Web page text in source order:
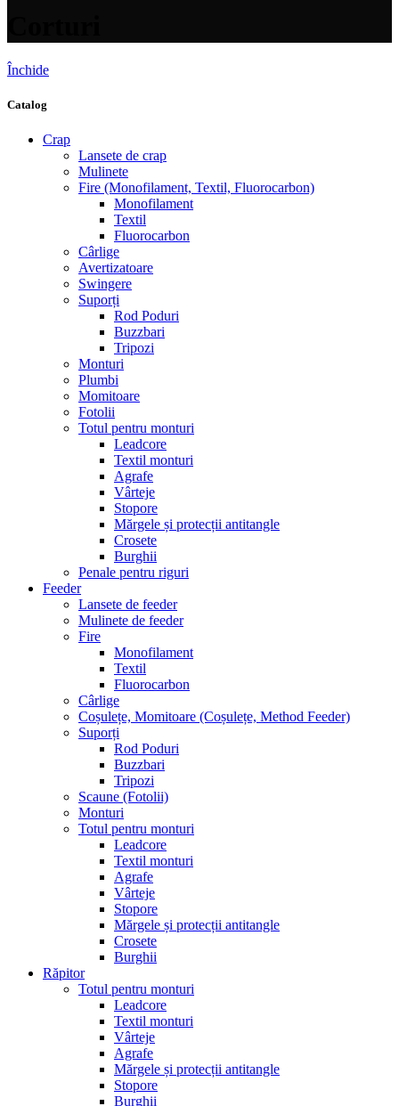
Închide
Catalog
Crap
Lansete de crap
Mulinete
Fire (Monofilament, Textil, Fluorocarbon)
Monofilament
Textil
Fluorocarbon
Cârlige
Avertizatoare
Swingere
Suporți
Rod Poduri
Buzzbari
Tripozi
Monturi
Plumbi
Momitoare
Fotolii
Totul pentru monturi
Leadcore
Textil monturi
Agrafe
Vârteje
Stopore
Mărgele și protecții antitangle
Crosete
Burghii
Penale pentru riguri
Feeder
Lansete de feeder
Mulinete de feeder
Fire
Monofilament
Textil
Fluorocarbon
Cârlige
Coșulețe, Momitoare (Coșulețe, Method Feeder)
Suporți
Rod Poduri
Buzzbari
Tripozi
Scaune (Fotolii)
Monturi
Totul pentru monturi
Leadcore
Textil monturi
Agrafe
Vârteje
Stopore
Mărgele și protecții antitangle
Crosete
Burghii
Răpitor
Totul pentru monturi
Leadcore
Textil monturi
Vârteje
Agrafe
Mărgele și protecții antitangle
Stopore
Burghii